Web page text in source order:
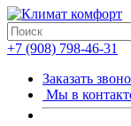
+7 (908) 798-46-31
Заказать
Мы в